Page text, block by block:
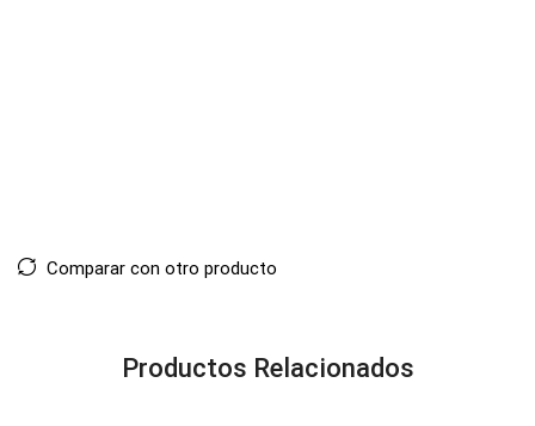
Comparar con otro producto
Productos Relacionados